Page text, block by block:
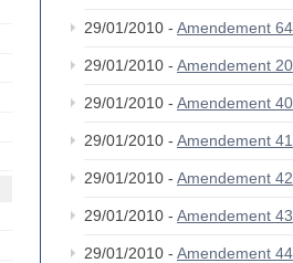
29/01/2010 - Amendement 64
29/01/2010 - Amendement 20
29/01/2010 - Amendement 40
29/01/2010 - Amendement 41
29/01/2010 - Amendement 42
29/01/2010 - Amendement 43
29/01/2010 - Amendement 44